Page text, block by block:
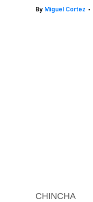
By Miguel Cortez •
CHINCHA